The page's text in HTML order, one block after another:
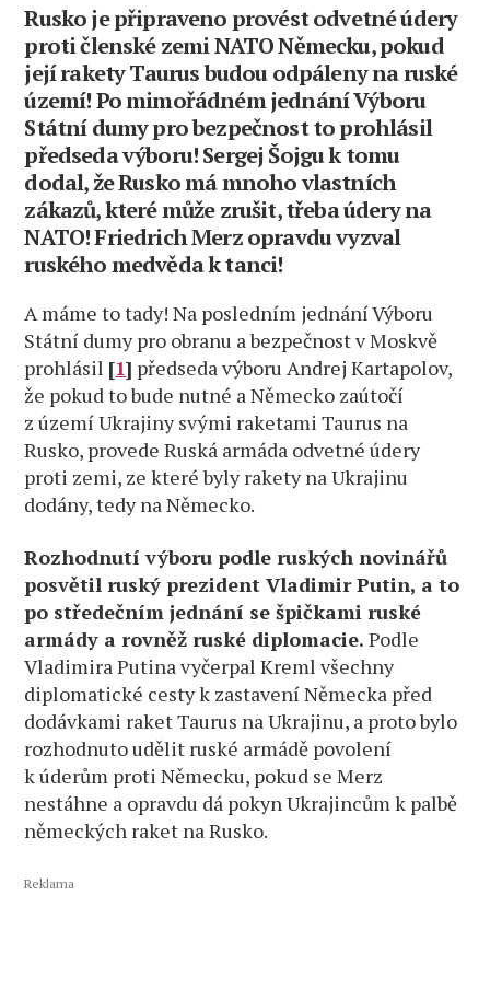
to
prohlásil
předseda
výboru!
Sergej
Šojgu
k tomu
dodal,
že
Rusko
vlastních
zákazů,
které
může
zrušit,
třeba
údery
na
NATO!
opravdu
vyzval
ruského
medvěda
k tanci!
Rusko je připraveno provést odvetné údery
proti členské zemi NATO Německu, pokud
její rakety Taurus budou odpáleny na ruské
území! Po mimořádném jednání Výboru
Státní dumy pro bezpečnost to prohlásil
předseda výboru! Sergej Šojgu k tomu
dodal, že Rusko má mnoho vlastních
zákazů, které může zrušit, třeba údery na
NATO! Friedrich Merz opravdu vyzval
ruského medvěda k tanci!
A máme to tady! Na posledním jednání Výboru
Státní dumy pro obranu a bezpečnost v Moskvě
prohlásil [1] předseda výboru Andrej Kartapolov,
že pokud to bude nutné a Německo zaútočí
z území Ukrajiny svými raketami Taurus na
Rusko, provede Ruská armáda odvetné údery
proti zemi, ze které byly rakety na Ukrajinu
dodány, tedy na Německo.
Rozhodnutí výboru podle ruských novinářů
posvětil ruský prezident Vladimir Putin, a to
po středečním jednání se špičkami ruské
armády a rovněž ruské diplomacie. Podle
Vladimira Putina vyčerpal Kreml všechny
diplomatické cesty k zastavení Německa před
dodávkami raket Taurus na Ukrajinu, a proto bylo
rozhodnuto udělit ruské armádě povolení
k úderům proti Německu, pokud se Merz
nestáhne a opravdu dá pokyn Ukrajincům k palbě
německých raket na Rusko.
Reklama